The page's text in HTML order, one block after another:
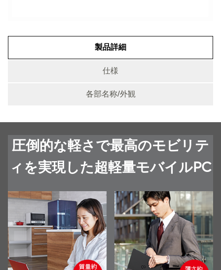
製品詳細
仕様
各部名称/外観
圧倒的な軽さで最高のモビリテ
ィを実現した超軽量モバイルPC